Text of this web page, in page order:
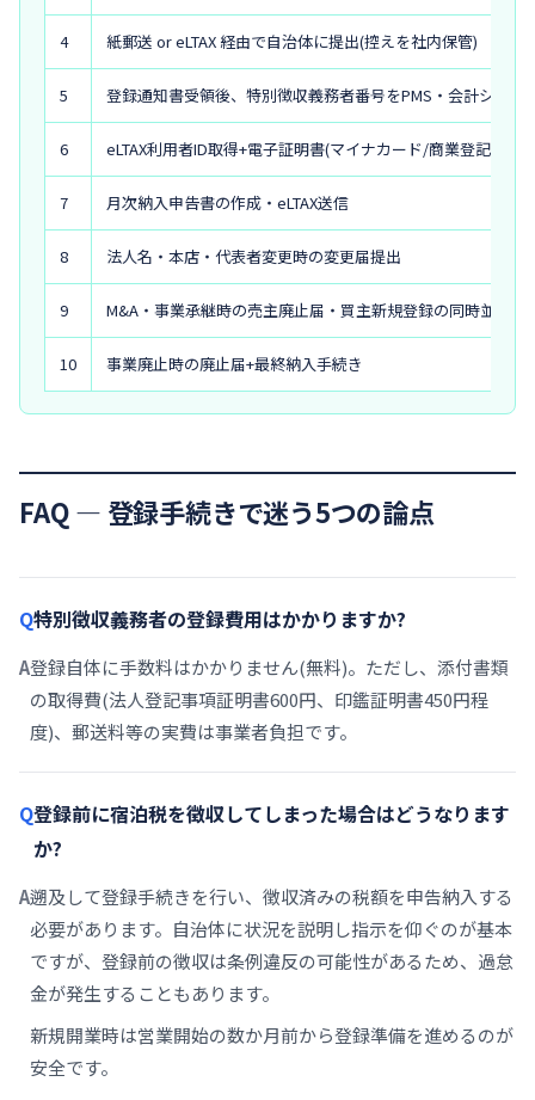
4 紙郵送 or eLTAX 経由で自治体に提出(控えを社内保管)
5 登録通知書受領後、特別徴収義務者番号をPMS・会計システ
6 eLTAX利用者ID取得+電子証明書(マイナカード/商業登記電子
7 月次納入申告書の作成・eLTAX送信
8 法人名・本店・代表者変更時の変更届提出
9 M&A・事業承継時の売主廃止届・買主新規登録の同時並行
10 事業廃止時の廃止届+最終納入手続き
FAQ ― 登録手続きで迷う5つの論点
特別徴収義務者の登録費用はかかりますか?
登録自体に手数料はかかりません(無料)。ただし、添付書類
の取得費(法人登記事項証明書600円、印鑑証明書450円程
度)、郵送料等の実費は事業者負担です。
登録前に宿泊税を徴収してしまった場合はどうなります
か?
遡及して登録手続きを行い、徴収済みの税額を申告納入する
必要があります。自治体に状況を説明し指示を仰ぐのが基本
ですが、登録前の徴収は条例違反の可能性があるため、過怠
金が発生することもあります。
新規開業時は営業開始の数か月前から登録準備を進めるのが
安全です。